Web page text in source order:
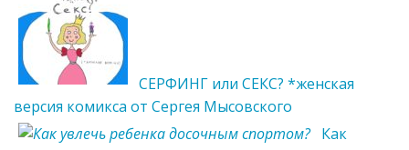
СЕРФИНГ или СЕКС? *женская
версия комикса от Сергея Мысовского
Как